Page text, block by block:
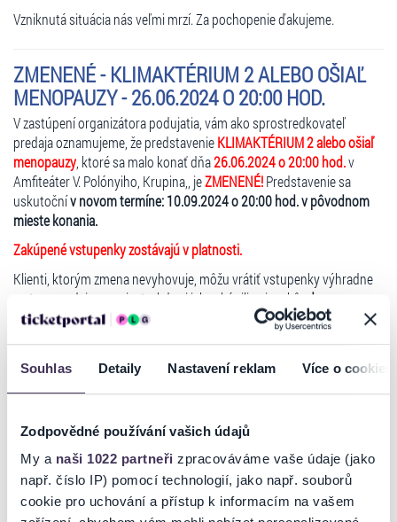
Souhlas Detaily Nastavení reklam Více o cookies
Zodpovědné používání vašich údajů
My a naši 1022 partneři zpracováváme vaše údaje (jako
např. číslo IP) pomocí technologií, jako např. souborů
cookie pro uchování a přístup k informacím na vašem
Vzniknutá situácia nás veľmi mrzí. Za pochopenie ďakujeme.
ZMENENÉ - KLIMAKTÉRIUM 2 ALEBO OŠIAĽ
MENOPAUZY - 26.06.2024 O 20:00 HOD.
V zastúpení organizátora podujatia, vám ako sprostredkovateľ
predaja oznamujeme, že predstavenieKLIMAKTÉRIUM 2 alebo ošiaľ
menopauzy , ktoré sa malo konať dňa26.06.2024 o 20:00 hod.v
Amfiteáter V. Polónyiho, Krupina,, jeZMENENÉ!Predstavenie sa
uskutočnív novom termíne: 10.09.2024 o 20:00 hod. v pôvodnom
mieste konania.
Zakúpené vstupenky zostávajú v platnosti.
Klienti, ktorým zmena nevyhovuje, môžu vrátiť vstupenky výhradne
na tom predajnom mieste, kde si ich zakúpili najneskôr
do
03.07.2024!
ich môžu vrátiť výhradne poštou, a to najneskôrdo 03.07.2024na
adresu: Ticketportal SK, s.r.o., Kalinčiakova 33, 831 04 Bratislava.
Vstupenky uhradenéna predajnom mieste Benefitovou poukážkou
nutné najneskôrdo 03.07.2024zaslať poštou na adresu: Ticketportal
SK, s.r.o. , Kalinčiakova 33, 831 04 Bratislava.
V prípade, ak si klient zakúpil vstupenky prostredníctvom internetu
môže požiadať o vrátenie peňazí najneskôrdo 03.07.2024